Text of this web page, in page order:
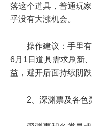
落这个道具，普通玩
乎没有大涨机会。
操作建议：手里
6月1日道具需求刷新
益，避开后面持续阴跌
2、深渊票及各色